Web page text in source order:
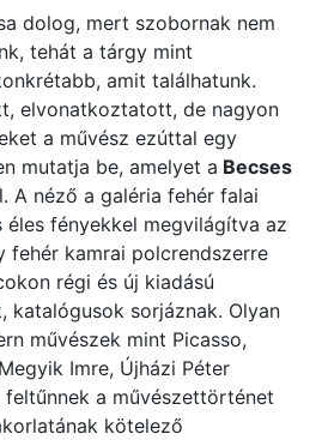
dolog, mert szobornak nem
tehát a tárgy mint
amit találhatunk.
elvonatkoztatott, de nagyon
a művész ezúttal egy
mutatja be, amelyet a Becses
A néző a galéria fehér falai
fényekkel megvilágítva az
fehér kamrai polcrendszerre
régi és új kiadású
katalógusok sorjáznak. Olyan
művészek mint Picasso,
Imre, Újházi Péter
a művészettörténet
kötelező